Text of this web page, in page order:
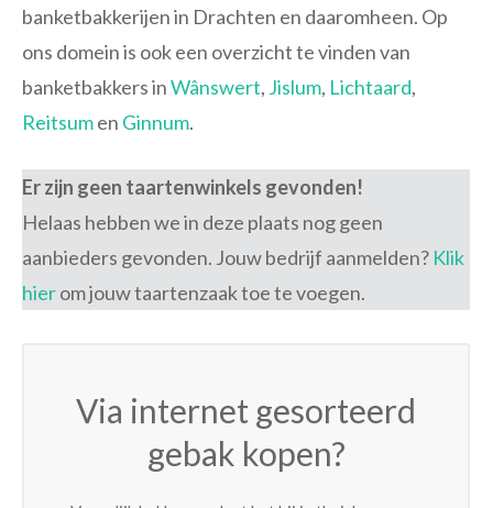
banketbakkerijen in Drachten en daaromheen. Op
ons domein is ook een overzicht te vinden van
banketbakkers inWânswert, Jislum, Lichtaard,
Reitsumen Ginnum.
Er zijn geen taartenwinkels gevonden!
Helaas hebben we in deze plaats nog geen
aanbieders gevonden. Jouw bedrijf aanmelden? Klik
hierom jouw taartenzaak toe te voegen.
Via internet gesorteerd
gebak kopen?